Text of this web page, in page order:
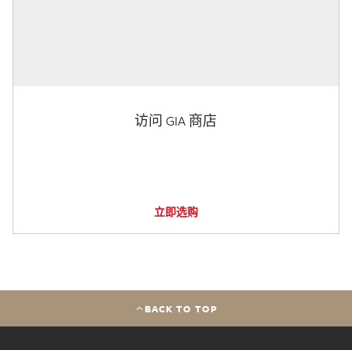
访问 GIA 商店
立即选购
BACK TO TOP